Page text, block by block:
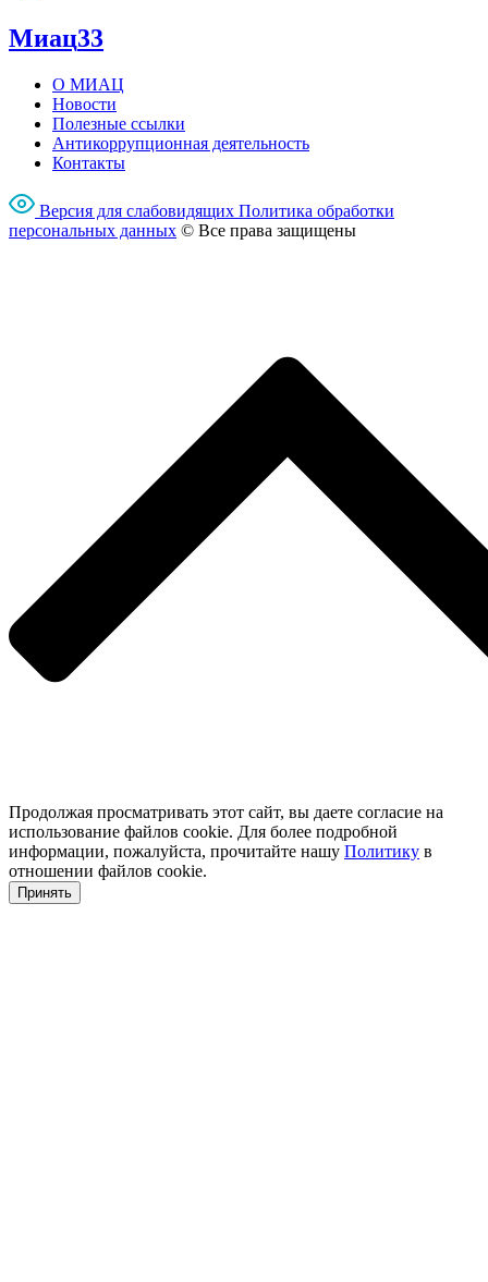
Миац33
О МИАЦ
Новости
Полезные ссылки
Антикоррупционная деятельность
Контакты
Версия для слабовидящих Политика обработки
перcональных данных © Все права защищены
Продолжая просматривать этот сайт, вы даете согласие на
использование файлов cookie. Для более подробной
информации, пожалуйста, прочитайте нашу Политику в
отношении файлов cookie.
Принять